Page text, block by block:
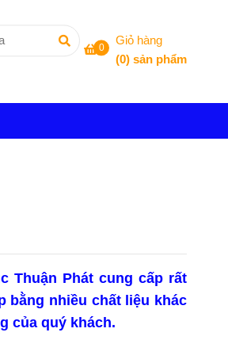
0
Giỏ hàng
(0) sản phẩm
Thuận Phát cung cấp rất
bằng nhiều chất liệu khác
của quý khách.